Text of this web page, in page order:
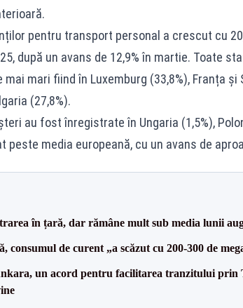
pentru transport personal a crescut cu
după un avans de 12,9% în martie. Toate
mari fiind în Luxemburg (33,8%), Franța și
(27,8%).
au fost înregistrate în Ungaria (1,5%),
peste media europeană, cu un avans de
în țară, dar rămâne mult sub media lunii
consumul de curent „a scăzut cu 200-300 de
un acord pentru facilitarea tranzitului prin